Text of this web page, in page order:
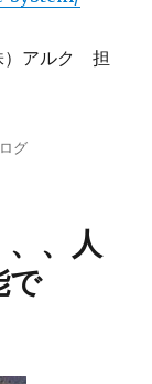
アルク 担
グ
、人
で